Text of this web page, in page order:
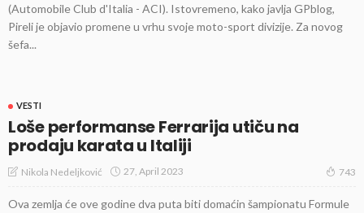
(Automobile Club d'Italia - ACI). Istovremeno, kako javlja GPblog,
Pireli je objavio promene u vrhu svoje moto-sport divizije. Za novog
šefa...
VESTI
Loše performanse Ferrarija utiču na
prodaju karata u Italiji
Nikola Nedeljković 27, April 2023 743
Ova zemlja će ove godine dva puta biti domaćin šampionatu Formule